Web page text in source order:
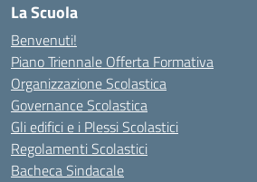
La Scuola
Benvenuti!
Piano Triennale Offerta Formativa
Organizzazione Scolastica
Governance Scolastica
Gli edifici e i Plessi Scolastici
Regolamenti Scolastici
Bacheca Sindacale